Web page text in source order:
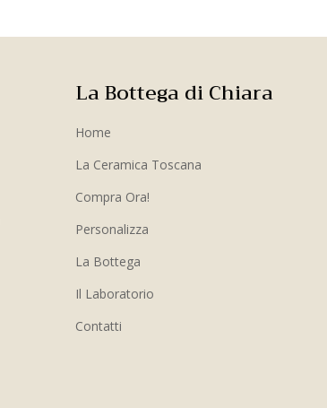
La Bottega di Chiara
Home
La Ceramica Toscana
Compra Ora!
Personalizza
La Bottega
Il Laboratorio
Contatti